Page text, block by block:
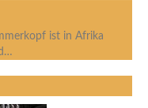
ist in Afrika